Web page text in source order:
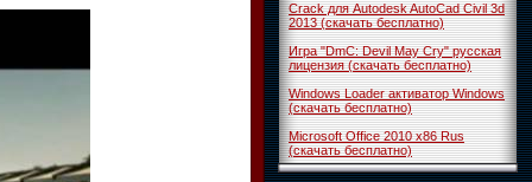
Crack для Autodesk AutoCad Civil 3d
2013 (скачать бесплатно)
Игра "DmC: Devil May Cry" русская
лицензия (скачать бесплатно)
Windows Loader активатор Windows
(скачать бесплатно)
Microsoft Office 2010 x86 Rus
(скачать бесплатно)